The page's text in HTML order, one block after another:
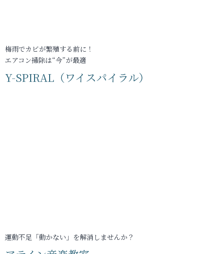
梅雨でカビが繁殖する前に！
エアコン掃除は“今”が最適
Y-SPIRAL（ワイスパイラル）
運動不足「動かない」を解消しませんか？